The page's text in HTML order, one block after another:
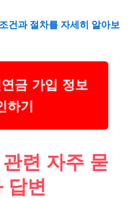
건과 절차를 자세히 알아보
금 가입 정보
하기
련 자주 묻
답변